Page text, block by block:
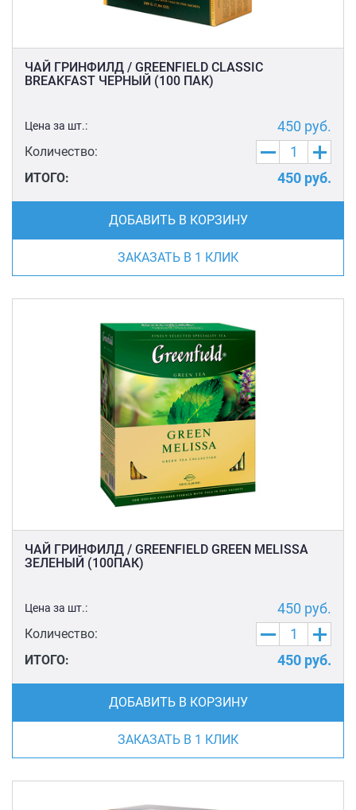
ЧАЙ ГРИНФИЛД / GREENFIELD CLASSIC
BREAKFAST ЧЕРНЫЙ (100 ПАК)
Цена за шт.: 450 руб.
Количество:
ИТОГО:
450 руб.
ДОБАВИТЬ В КОРЗИНУ
ЗАКАЗАТЬ В 1 КЛИК
ЧАЙ ГРИНФИЛД / GREENFIELD GREEN MELISSA
ЗЕЛЕНЫЙ (100ПАК)
Цена за шт.: 450 руб.
Количество:
ИТОГО:
450 руб.
ДОБАВИТЬ В КОРЗИНУ
ЗАКАЗАТЬ В 1 КЛИК